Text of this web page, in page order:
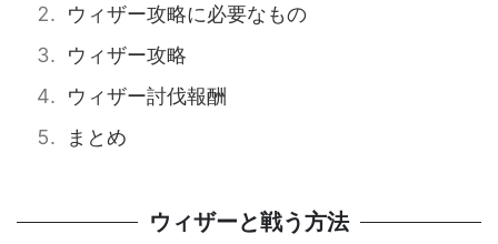
ウィザー攻略に必要なもの
ウィザー攻略
ウィザー討伐報酬
まとめ
ウィザーと戦う方法